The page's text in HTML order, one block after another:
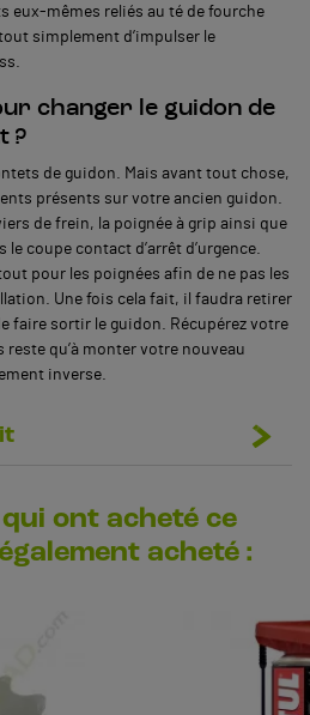
eux-mêmes reliés au té de fourche
simplement d’impulser le
changer le guidon de
?
de guidon. Mais avant tout chose,
présents sur votre ancien guidon.
de frein, la poignée à grip ainsi que
le coupe contact d’arrêt d’urgence.
pour les poignées afin de ne pas les
Une fois cela fait, il faudra retirer
faire sortir le guidon. Récupérez votre
qu’à monter votre nouveau
inverse.
ont acheté ce
acheté :